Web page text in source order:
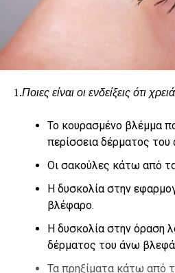
1.Ποιες είναι οι ενδείξεις ότι
Το κουρασμένο βλέμμα
περίσσεια δέρματος
Οι σακούλες κάτω από
Η δυσκολία στην
βλέφαρο.
Η δυσκολία στην όραση
δέρματος του άνω
Τα πρηξίματα κάτω από